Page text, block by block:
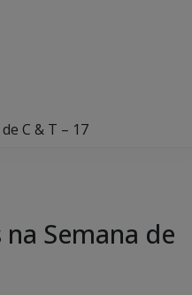
C & T – 17
na Semana de